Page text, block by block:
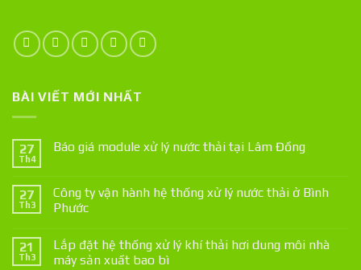
BÀI VIẾT MỚI NHẤT
27
Th4
Báo giá module xử lý nước thải tại Lâm Đồng
27
Th3
Công ty vận hành hệ thống xử lý nước thải ở Bình
Phước
21
Th3
Lắp đặt hệ thống xử lý khí thải hơi dung môi nhà
máy sản xuất bao bì